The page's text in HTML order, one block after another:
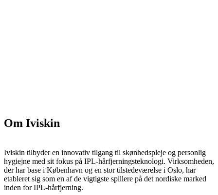
Om Iviskin
Iviskin tilbyder en innovativ tilgang til skønhedspleje og personlig
hygiejne med sit fokus på IPL-hårfjerningsteknologi. Virksomheden,
der har base i København og en stor tilstedeværelse i Oslo, har
etableret sig som en af de vigtigste spillere på det nordiske marked
inden for IPL-hårfjerning.